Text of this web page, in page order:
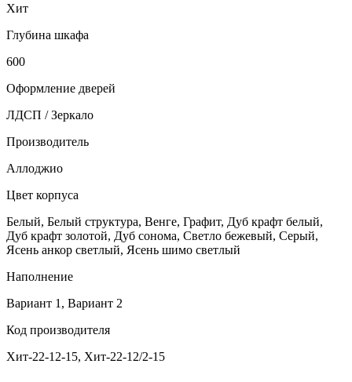
Хит
Глубина шкафа
600
Оформление дверей
ЛДСП / Зеркало
Производитель
Аллоджио
Цвет корпуса
Белый, Белый структура, Венге, Графит, Дуб крафт белый,
Дуб крафт золотой, Дуб сонома, Светло бежевый, Серый,
Ясень анкор светлый, Ясень шимо светлый
Наполнение
Вариант 1, Вариант 2
Код производителя
Хит-22-12-15, Хит-22-12/2-15